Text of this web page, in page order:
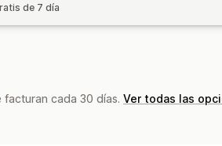
de 7 día
facturan cada 30 días. Ver todas las